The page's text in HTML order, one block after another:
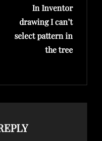
In Inventor
drawing I can’t
select pattern in
the tree